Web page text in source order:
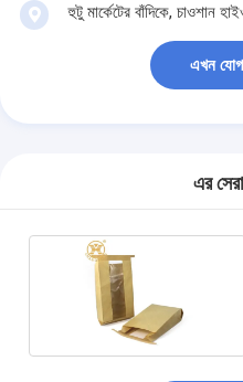
হুটু মার্কেটের বাঁদিকে, চাওশান
এখন
এর